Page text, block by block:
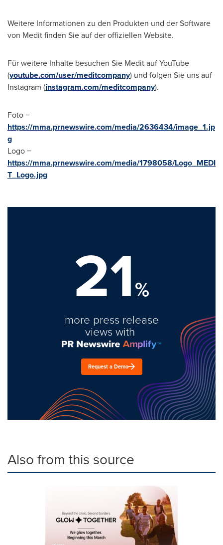
Weitere Informationen zu den Produkten und der Software
von Medit finden Sie auf der offiziellen Website.
Für weitere Inhalte besuchen Sie Medit auf YouTube
(youtube.com/user/meditcompany) und folgen Sie uns auf
Instagram (instagram.com/meditcompany).
Foto −
https://mma.prnewswire.com/media/2636434/image_1.jp
g
Logo −
https://mma.prnewswire.com/media/1798058/Logo_MEDI
T_Logo.jpg
21%
more press release
views with
Request a Demo
Also from this source